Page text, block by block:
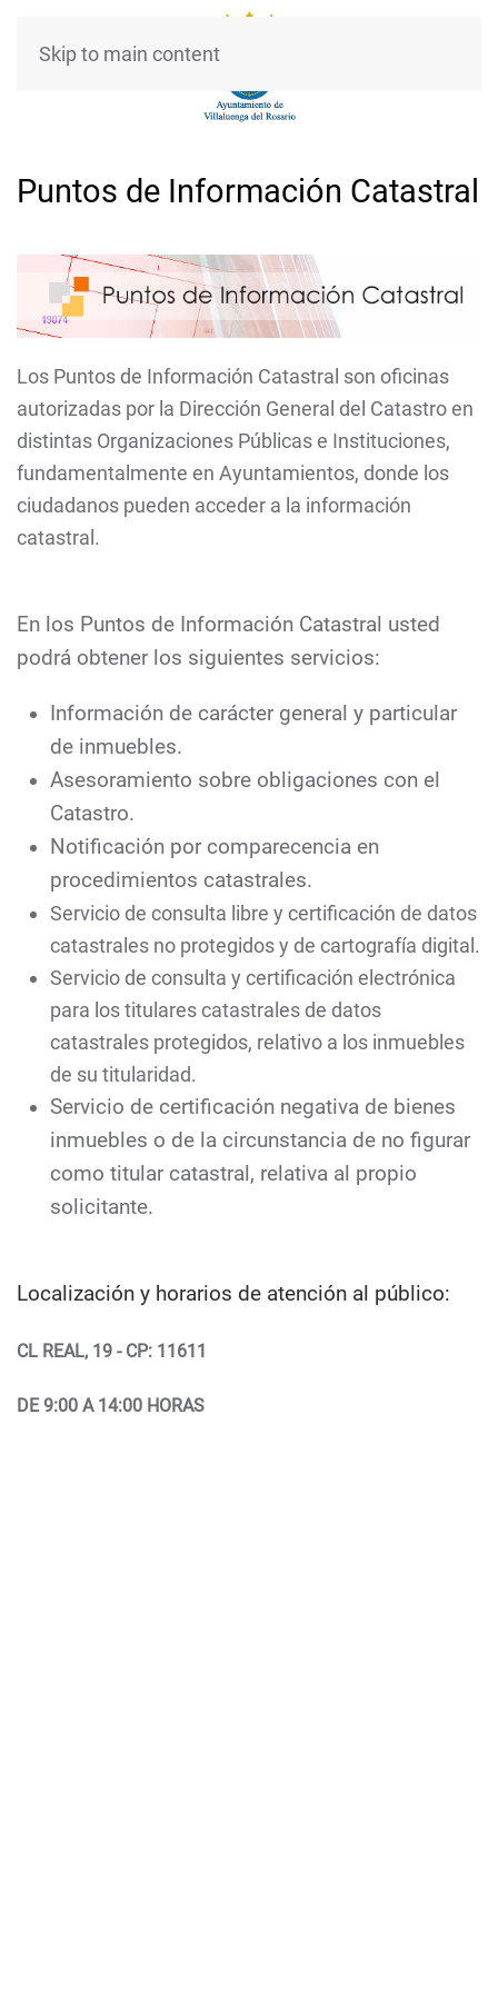
Skip to main content
Puntos de Información Catastral
Los Puntos de Información Catastral son oficinas
autorizadas por la Dirección General del Catastro en
distintas Organizaciones Públicas e Instituciones,
fundamentalmente en Ayuntamientos, donde los
ciudadanos pueden acceder a la información
catastral.
En los Puntos de Información Catastral usted
podrá obtener los siguientes servicios:
Información de carácter general y particular
de inmuebles.
Asesoramiento sobre obligaciones con el
Catastro.
Notificación por comparecencia en
procedimientos catastrales.
Servicio de consulta libre y certificación de datos
catastrales no protegidos y de cartografía digital.
Servicio de consulta y certificación electrónica
para los titulares catastrales de datos
catastrales protegidos, relativo a los inmuebles
de su titularidad.
Servicio de certificación negativa de bienes
inmuebles o de la circunstancia de no figurar
como titular catastral, relativa al propio
solicitante.
Localización y horarios de atención al público:
CL REAL, 19 - CP: 11611
DE 9:00 A 14:00 HORAS